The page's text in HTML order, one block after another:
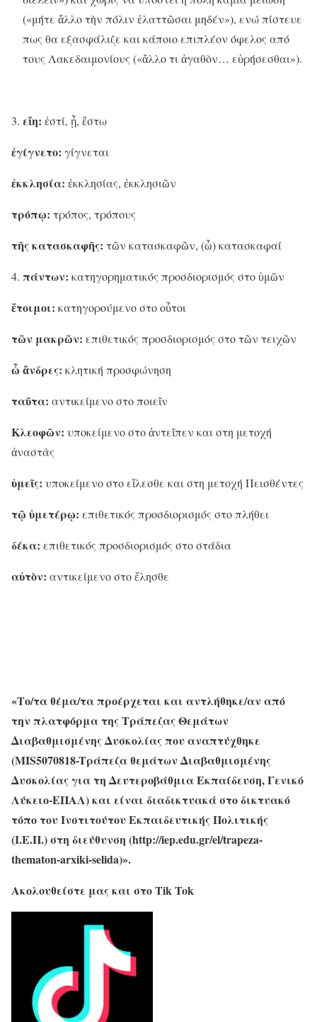
(«μήτε ἄλλο τὴν πόλιν ἐλαττῶσαι μηδέν»), ενώ πίστευε
πως θα εξασφάλιζε και κάποιο επιπλέον όφελος από
τους Λακεδαιμονίους («ἄλλο τι ἀγαθὸν… εὑρήσεσθαι»).
εἴη: ἐστί, ᾖ, ἔστω
ἐγίγνετο: γίγνεται
ἐκκλησία: ἐκκλησίας, ἐκκλησιῶν
τρόπῳ: τρόπος, τρόπους
τῆς κατασκαφῆς: τῶν κατασκαφῶν, (ὦ) κατασκαφαί
πάντων: κατηγορηματικός προσδιορισμός στο ὑμῶν
ἕτοιμοι: κατηγορούμενο στο οὗτοι
τῶν μακρῶν: επιθετικός προσδιορισμός στο τῶν τειχῶν
ὦ ἄνδρες: κλητική προσφώνηση
ταῦτα: αντικείμενο στο ποιεῖν
Κλεοφῶν: υποκείμενο στο ἀντεῖπεν και στη μετοχή
ἀναστὰς
ὑμεῖς: υποκείμενο στο εἵλεσθε και στη μετοχή Πεισθέντες
τῷ ὑμετέρῳ: επιθετικός προσδιορισμός στο πλήθει
δέκα: επιθετικός προσδιορισμός στο στάδια
αὐτὸν: αντικείμενο στο ἕλησθε
«Το/τα θέμα/τα προέρχεται και αντλήθηκε/αν από
την πλατφόρμα της Τράπεζας Θεμάτων
Διαβαθμισμένης Δυσκολίας που αναπτύχθηκε
(MIS5070818-Tράπεζα θεμάτων Διαβαθμισμένης
Δυσκολίας για τη Δευτεροβάθμια Εκπαίδευση, Γενικό
Λύκειο-ΕΠΑΛ) και είναι διαδικτυακά στο δικτυακό
τόπο του Ινστιτούτου Εκπαιδευτικής Πολιτικής
(Ι.Ε.Π.) στη διεύθυνση (http://iep.edu.gr/el/trapeza-
thematon-arxiki-selida)».
Ακολουθείστε μας και στο Tik Tok